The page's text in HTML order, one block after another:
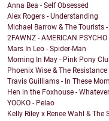
Anna Bea - Self Obsessed
Alex Rogers - Understanding
Michael Barrow & The Tourists -
2FAWNZ - AMERICAN PSYCHO
Mars In Leo - Spider-Man
Morning In May - Pink Pony
Phoenix Wise & The Resistance
Travis Guilliams - In These
Hen in the Foxhouse -
YOOKO - Pelao
Kelly Riley x Renee Wahl & The